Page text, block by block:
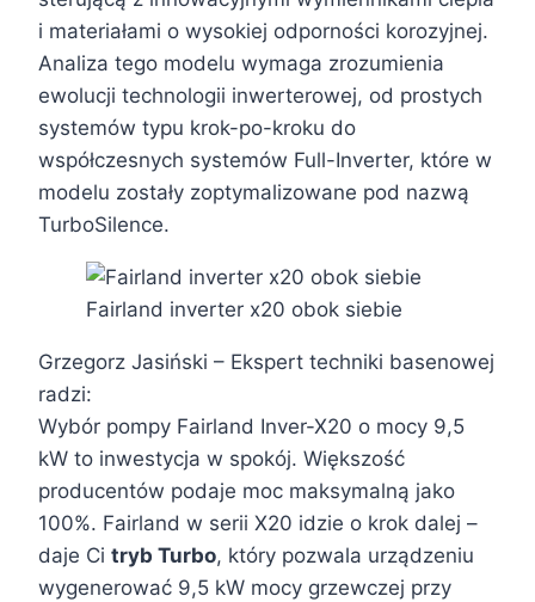
i materiałami o wysokiej odporności korozyjnej.
Analiza tego modelu wymaga zrozumienia
ewolucji technologii inwerterowej, od prostych
systemów typu krok-po-kroku do
współczesnych systemów Full-Inverter, które w
modelu zostały zoptymalizowane pod nazwą
TurboSilence.
Fairland inverter x20 obok siebie
Grzegorz Jasiński – Ekspert techniki basenowej
radzi:
Wybór pompy Fairland Inver-X20 o mocy 9,5
kW to inwestycja w spokój. Większość
producentów podaje moc maksymalną jako
100%. Fairland w serii X20 idzie o krok dalej –
daje Ci tryb Turbo, który pozwala urządzeniu
wygenerować 9,5 kW mocy grzewczej przy